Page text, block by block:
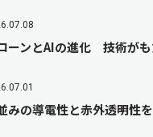
ーンとAIの進化 技術が
みの導電性と赤外透明性